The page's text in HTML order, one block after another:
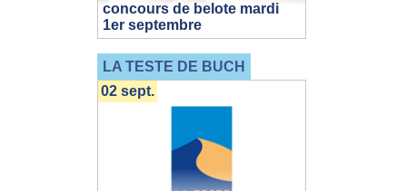
concours de belote mardi
1er septembre
LA TESTE DE BUCH
02 sept.